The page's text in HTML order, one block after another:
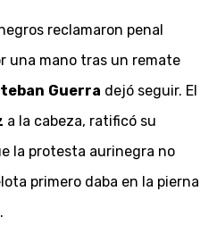
reclamaron penal
una mano tras un remate
Guerra dejó seguir. El
a la cabeza, ratificó su
la protesta aurinegra no
primero daba en la pierna